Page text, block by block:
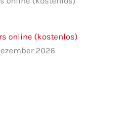
online (kostenlos)
2026